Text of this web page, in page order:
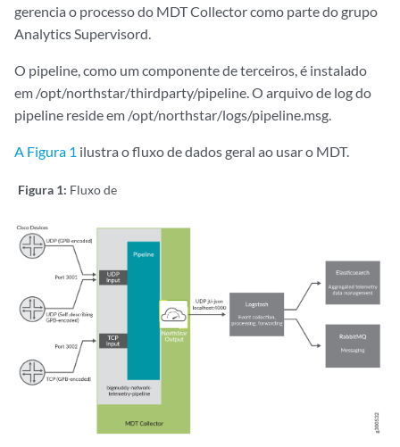
gerencia o processo do MDT Collector como parte do grupo
Analytics Supervisord.
O pipeline, como um componente de terceiros, é instalado
em /opt/northstar/thirdparty/pipeline. O arquivo de log do
pipeline reside em /opt/northstar/logs/pipeline.msg.
A Figura 1 ilustra o fluxo de dados geral ao usar o MDT.
Figura 1: Fluxo de